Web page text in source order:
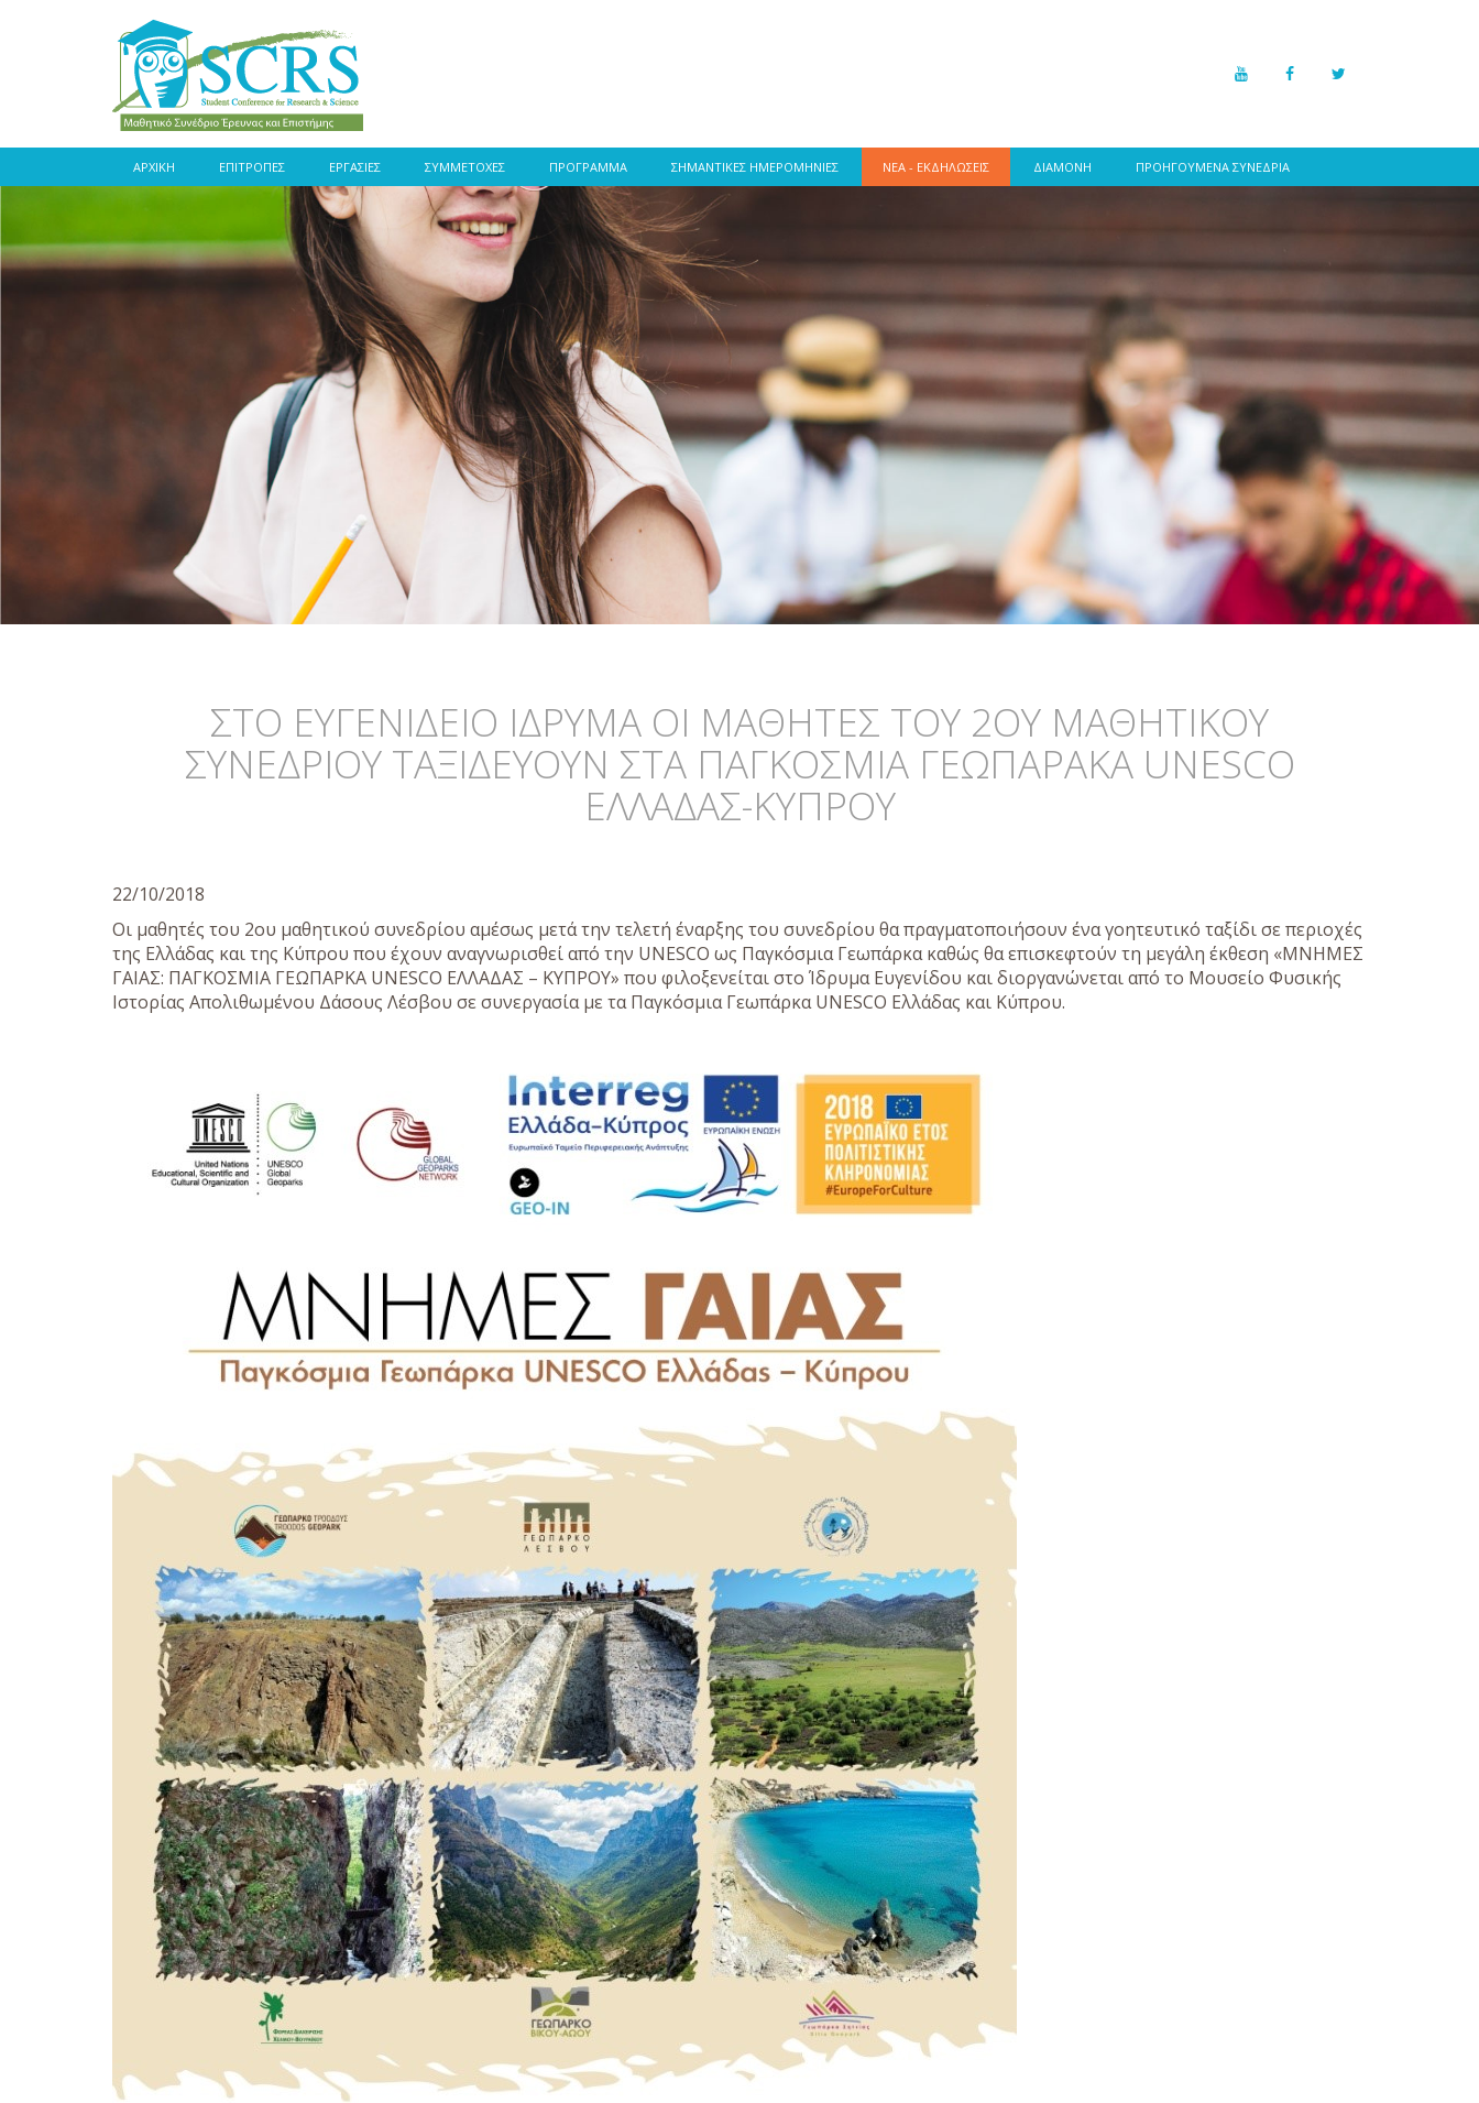
ΑΡΧΙΚΗ ΕΠΙΤΡΟΠΕΣ ΕΡΓΑΣΙΕΣ ΣΥΜΜΕΤΟΧΕΣ ΠΡΟΓΡΑΜΜΑ ΣΗΜΑΝΤΙΚΕΣ ΗΜΕΡΟΜΗΝΙΕΣ ΝΕΑ - ΕΚΔΗΛΩΣΕΙΣ ΔΙΑΜΟΝΗ ΠΡΟΗΓΟΥΜΕΝΑ ΣΥΝΕΔΡΙΑ
ΣΤΟ ΕΥΓΕΝΙΔΕΙΟ ΙΔΡΥΜΑ ΟΙ ΜΑΘΗΤΕΣ ΤΟΥ 2ΟΥ ΜΑΘΗΤΙΚΟΥ
ΣΥΝΕΔΡΙΟΥ ΤΑΞΙΔΕΥΟΥΝ ΣΤΑ ΠΑΓΚΟΣΜΙΑ ΓΕΩΠΑΡΑΚΑ UNESCO
ΕΛΛΑΔΑΣ-ΚΥΠΡΟΥ
22/10/2018
Οι μαθητές του 2ου μαθητικού συνεδρίου αμέσως μετά την τελετή έναρξης του συνεδρίου θα πραγματοποιήσουν ένα γοητευτικό ταξίδι σε περιοχές
της Ελλάδας και της Κύπρου που έχουν αναγνωρισθεί από την UNESCO ως Παγκόσμια Γεωπάρκα καθώς θα επισκεφτούν τη μεγάλη έκθεση «ΜΝΗΜΕΣ
ΓΑΙΑΣ: ΠΑΓΚΟΣΜΙΑ ΓΕΩΠΑΡΚΑ UNESCO ΕΛΛΑΔΑΣ – ΚΥΠΡΟΥ» που φιλοξενείται στο Ίδρυμα Ευγενίδου και διοργανώνεται από το Μουσείο Φυσικής
Ιστορίας Απολιθωμένου Δάσους Λέσβου σε συνεργασία με τα Παγκόσμια Γεωπάρκα UNESCO Ελλάδας και Κύπρου.